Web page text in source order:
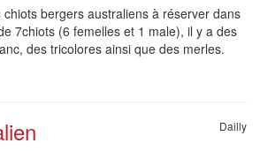
chiots bergers australiens à réserver dans
7chiots (6 femelles et 1 male), il y a des
des tricolores ainsi que des merles.
Dailly